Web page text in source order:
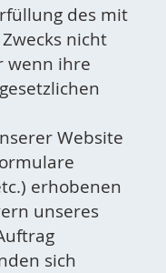
des mit
nicht
wenn ihre
Website
erhobenen
unseres
sich